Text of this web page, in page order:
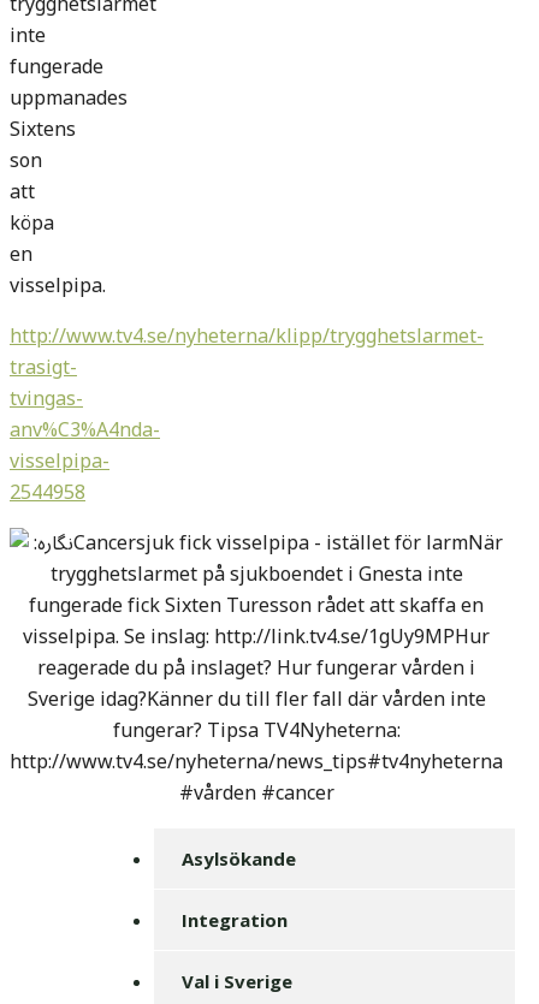
inte
fungerade
uppmanades
Sixtens
son
att
köpa
en
visselpipa.
http://www.tv4.se/nyheterna/klipp/trygghetslarmet-
trasigt-
tvingas-
anv%C3%A4nda-
visselpipa-
2544958
Asylsökande
Integration
Val i Sverige